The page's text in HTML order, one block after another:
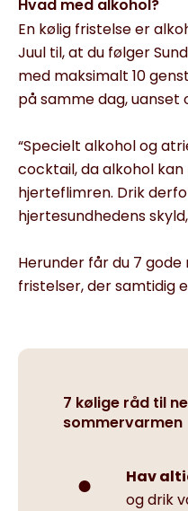
Hvad med alkohol?
En kølig fristelse er
Juul til, at du følger
med maksimalt 10
på samme dag, uanset
“Specielt alkohol og
cocktail, da alkohol
hjerteflimren. Drik
hjertesundhedens
Herunder får du 7
fristelser, der samtidig
7 kølige råd til
sommervarmen
Hav
og drik